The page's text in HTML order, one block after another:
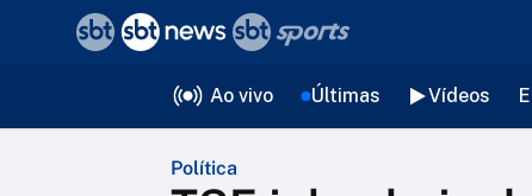
Ao vivo Últimas Vídeos
Política
voltar
Editorias